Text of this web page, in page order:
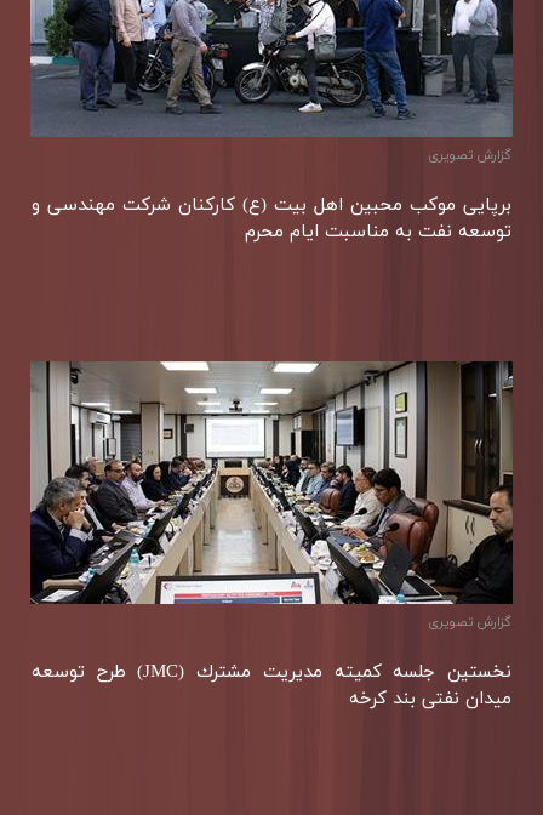
گزارش تصويری
برپایی موكب محبین اهل بیت (ع) كاركنان شركت مهندسی و
توسعه نفت به مناسبت ایام محرم
گزارش تصويری
نخستین جلسه كمیته مدیریت مشترك (JMC) طرح توسعه
میدان نفتی بند كرخه